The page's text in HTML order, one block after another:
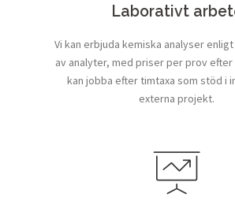
Laborativt
Vi kan erbjuda kemiska analyser
av analyter, med priser per prov
kan jobba efter timtaxa som stöd i
externa projekt.